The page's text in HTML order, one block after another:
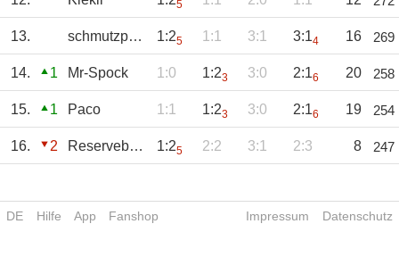
5
13. schmutzpuckel 1:25 1:1 3:1 3:14 16 269
14. 1 Mr-Spock 1:0 1:23 3:0 2:16 20 258
15. 1 Paco 1:1 1:23 3:0 2:16 19 254
16. 2 Reservebänkler 1:25 2:2 3:1 2:3 8 247
DE Hilfe App Fanshop Impressum Datenschutz